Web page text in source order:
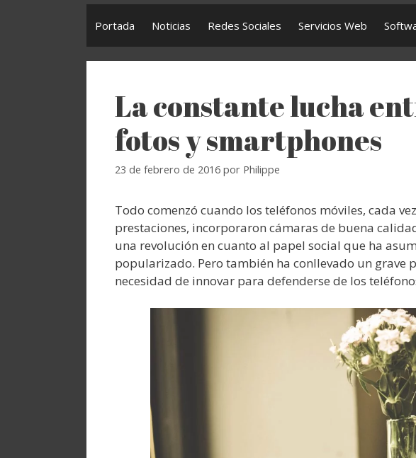
Portada Noticias Redes Sociales Servicios Web
La constante lucha
fotos y smartphones
23 de febrero de 2016 por Philippe
Todo comenzó cuando los teléfonos móviles, cada
prestaciones, incorporaron cámaras de buena
una revolución en cuanto al papel social que ha
popularizado. Pero también ha conllevado un grave
necesidad de innovar para defenderse de los